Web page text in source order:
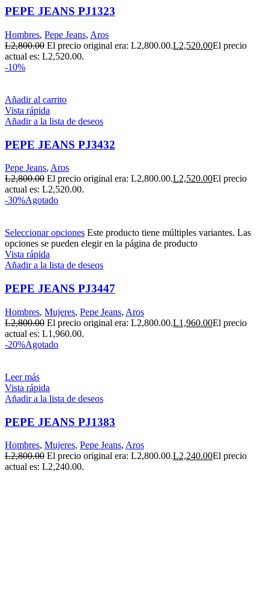
PEPE JEANS PJ1323
Hombres, Pepe Jeans, Aros
L2,800.00 El precio original era: L2,800.00.L2,520.00El precio
actual es: L2,520.00.
-10%
Añadir al carrito
Vista rápida
Añadir a la lista de deseos
PEPE JEANS PJ3432
Pepe Jeans, Aros
L2,800.00 El precio original era: L2,800.00.L2,520.00El precio
actual es: L2,520.00.
-30%Agotado
Seleccionar opciones Este producto tiene múltiples variantes. Las
opciones se pueden elegir en la página de producto
Vista rápida
Añadir a la lista de deseos
PEPE JEANS PJ3447
Hombres, Mujeres, Pepe Jeans, Aros
L2,800.00 El precio original era: L2,800.00.L1,960.00El precio
actual es: L1,960.00.
-20%Agotado
Leer más
Vista rápida
Añadir a la lista de deseos
PEPE JEANS PJ1383
Hombres, Mujeres, Pepe Jeans, Aros
L2,800.00 El precio original era: L2,800.00.L2,240.00El precio
actual es: L2,240.00.